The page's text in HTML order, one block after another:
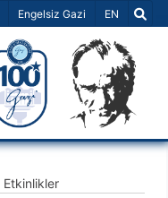
Engelsiz Gazi Dil Seçiniz
EN
Etkinlikler